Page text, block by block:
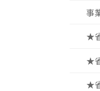
事
★
★
★